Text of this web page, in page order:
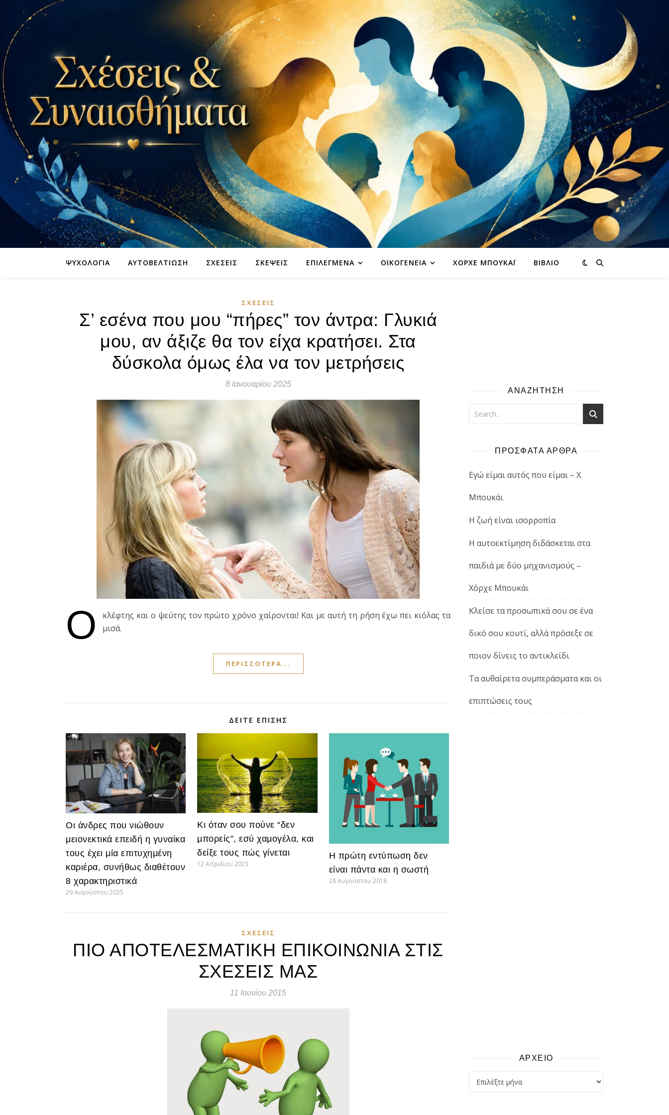
ΨΥΧΟΛΟΓΊΑ ΑΥΤΟΒΕΛΤΊΩΣΗ ΣΧΈΣΕΙΣ ΣΚΈΨΕΙΣ ΕΠΙΛΕΓΜΈΝΑ ΟΙΚΟΓΈΝΕΙΑ ΧΌΡΧΕ ΜΠΟΥΚΆΙ ΒΙΒΛΊΟ
ΣΧΈΣΕΙΣ
Σ’ εσένα που μου “πήρες” τον άντρα: Γλυκιά
μου, αν άξιζε θα τον είχα κρατήσει. Στα
δύσκολα όμως έλα να τον μετρήσεις
8 Ιανουαρίου 2025
Ο
κλέφτης και ο ψεύτης τον πρώτο χρόνο χαίρονται! Και με αυτή τη ρήση έχω πει κιόλας τα
μισά.
ΠΕΡΙΣΣΌΤΕΡΑ...
ΔΕΊΤΕ ΕΠΊΣΗΣ
Οι άνδρες που νιώθουν
μειονεκτικά επειδή η γυναίκα
τους έχει μία επιτυχημένη
καριέρα, συνήθως διαθέτουν
8 χαρακτηριστικά
29 Αυγούστου 2025
Κι όταν σου πούνε “δεν
μπορείς”, εσύ χαμογέλα, και
δείξε τους πώς γίνεται
12 Απριλίου 2023
Η πρώτη εντύπωση δεν
είναι πάντα και η σωστή
28 Αυγούστου 2018
ΣΧΈΣΕΙΣ
ΠΙΟ ΑΠΟΤΕΛΕΣΜΑΤΙΚΗ ΕΠΙΚΟΙΝΩΝΙΑ ΣΤΙΣ
ΣΧΕΣΕΙΣ ΜΑΣ
11 Ιουνίου 2015
ΑΝΑΖΗΤΗΣΗ
ΠΡΟΣΦΑΤΑ ΑΡΘΡΑ
Εγώ είμαι αυτός που είμαι – Χ.
Μπουκάι
Η ζωή είναι ισορροπία
Η αυτοεκτίμηση διδάσκεται στα
παιδιά με δύο μηχανισμούς –
Χόρχε Μπουκάι
Κλείσε τα προσωπικά σου σε ένα
δικό σου κουτί, αλλά πρόσεξε σε
ποιον δίνεις το αντικλείδι
Τα αυθαίρετα συμπεράσματα και οι
επιπτώσεις τους
ΑΡΧΕΙΟ